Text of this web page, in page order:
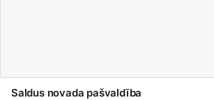
Saldus novada pašvaldība